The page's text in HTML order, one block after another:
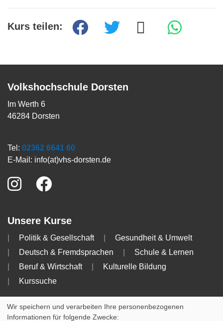
Kurs teilen:
Volkshochschule Dorsten
Im Werth 6
46284 Dorsten
Tel: 02362 6641 60
E-Mail: info(at)vhs-dorsten.de
Unsere Kurse
Politik & Gesellschaft
Gesundheit & Umwelt
Deutsch & Fremdsprachen
Schule & Lernen
Beruf & Wirtschaft
Kulturelle Bildung
Kurssuche
Info
Wir speichern und verarbeiten Ihre personenbezogenen
Informationen für folgende Zwecke: